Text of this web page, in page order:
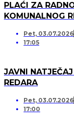
PLAĆI ZA
KOMUNALNOG
Pet, 03.07.2026
17:05
JAVNI
REDARA
Pet, 03.07.2026
17:00